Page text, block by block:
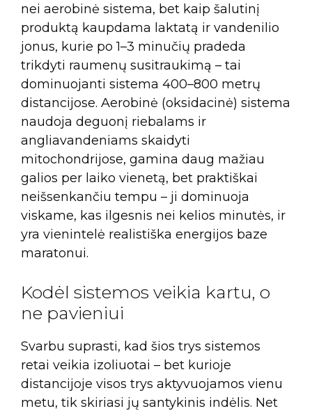
nei aerobinė sistema, bet kaip šalutinį
produktą kaupdama laktatą ir vandenilio
jonus, kurie po 1–3 minučių pradeda
trikdyti raumenų susitraukimą – tai
dominuojanti sistema 400–800 metrų
distancijose. Aerobinė (oksidacinė) sistema
naudoja deguonį riebalams ir
angliavandeniams skaidyti
mitochondrijose, gamina daug mažiau
galios per laiko vienetą, bet praktiškai
neišsenkančiu tempu – ji dominuoja
viskame, kas ilgesnis nei kelios minutės, ir
yra vienintelė realistiška energijos baze
maratonui.
Kodėl sistemos veikia kartu, o
ne pavieniui
Svarbu suprasti, kad šios trys sistemos
retai veikia izoliuotai – bet kurioje
distancijoje visos trys aktyvuojamos vienu
metu, tik skiriasi jų santykinis indėlis. Net